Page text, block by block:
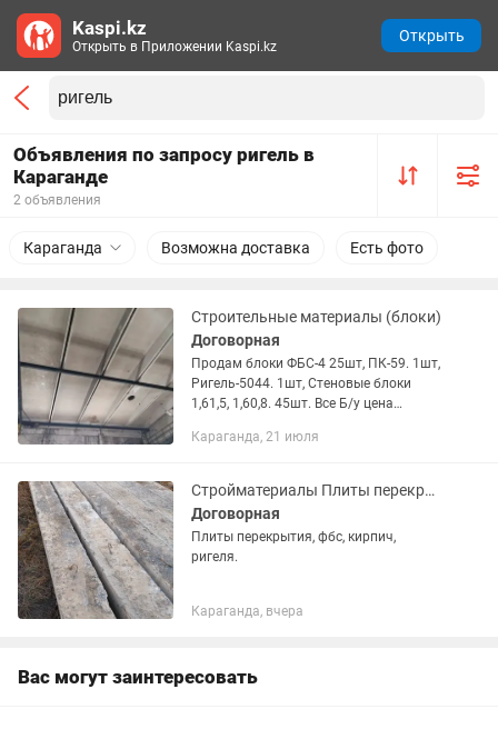
Объявления по запросу ригель в
Караганде
2 объявления
Караганда Возможна доставка Есть фото
Строительные материалы (блоки)
Договорная
Продам блоки ФБС-4 25шт, ПК-59. 1шт,
Ригель-5044. 1шт, Стеновые блоки
1,61,5, 1,60,8. 45шт. Все Б/у цена
Караганда, 21 июля
Стройматериалы Плиты перекрытия
Договорная
Плиты перекрытия, фбс, кирпич,
ригеля.
Караганда, вчера
Вас могут заинтересовать
Kaspi.kz
Открыть в Приложении Kaspi.kz
Открыть